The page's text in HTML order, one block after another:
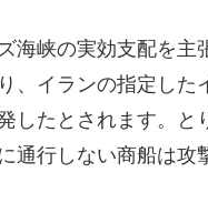
峡の実効支配を主
、イランの指定した
したとされます。と
通行しない商船は攻